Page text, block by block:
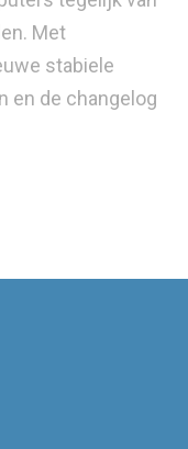
Met
stabiele
en de changelog